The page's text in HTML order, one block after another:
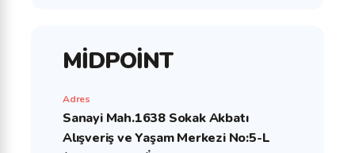
MİDPOİNT
Adres
Sanayi Mah.1638 Sokak Akbatı
Alışveriş ve Yaşam Merkezi No:5-L